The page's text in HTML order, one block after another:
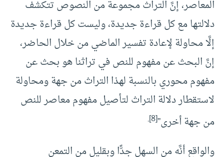
المعاصر، إنَّ التراث مجموعة من النصوص تتكشف
دلالتها مع كل قراءة جديدة، وليست كل قراءة جديدة
إلَّا محاولة لإعادة تفسير الماضي من خلال الحاضر،
إنَّ البحث عن مفهوم للنص في تراثنا هو بحث عن
مفهوم محوري بالنسبة لهذا التراث من جهة ومحاولة
لاستقطار دلالة التراث لتأصيل مفهوم معاصر للنص
من جهة أخرى”[8]
.
والواقع أنَّه من السهل جدًّا وبقليل من التمعن